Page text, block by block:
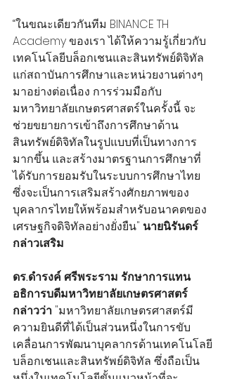
“ในขณะเดียวกันทีม BINANCE TH
Academy ของเรา ได้ให้ความรู้เกี่ยวกับ
เทคโนโลยีบล็อกเชนและสินทรัพย์ดิจิทัล
แก่สถาบันการศึกษาและหน่วยงานต่างๆ
มาอย่างต่อเนื่อง การร่วมมือกับ
มหาวิทยาลัยเกษตรศาสตร์ในครั้งนี้ จะ
ช่วยขยายการเข้าถึงการศึกษาด้าน
สินทรัพย์ดิจิทัลในรูปแบบที่เป็นทางการ
มากขึ้น และสร้างมาตรฐานการศึกษาที่
ได้รับการยอมรับในระบบการศึกษาไทย
ซึ่งจะเป็นการเสริมสร้างศักยภาพของ
บุคลากรไทยให้พร้อมสำหรับอนาคตของ
เศรษฐกิจดิจิทัลอย่างยั่งยืน" นายนิรันดร์
กล่าวเสริม
ดร.ดำรงค์ ศรีพระราม รักษาการแทน
อธิการบดีมหาวิทยาลัยเกษตรศาสตร์
กล่าวว่า "มหาวิทยาลัยเกษตรศาสตร์มี
ความยินดีที่ได้เป็นส่วนหนึ่งในการขับ
เคลื่อนการพัฒนาบุคลากรด้านเทคโนโลยี
บล็อกเชนและสินทรัพย์ดิจิทัล ซึ่งถือเป็น